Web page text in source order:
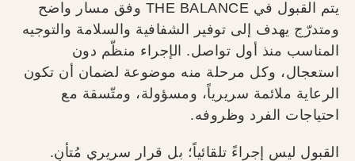
يتم القبول في THE BALANCE وفق مسار واضح
ومتدرّج يهدف إلى توفير الشفافية والسلامة والتوجيه
المناسب منذ أول تواصل. الإجراء منظّم دون
استعجال، وكل مرحلة منه موضوعة لضمان أن تكون
الرعاية ملائمة سريرياً، ومسؤولة، ومتّسقة مع
احتياجات الفرد وظروفه.
القبول ليس إجراءً تلقائياً؛ بل قرار سريري مُتأنٍ.